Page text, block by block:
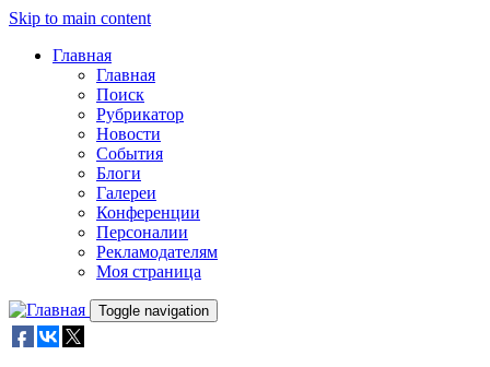
Skip to main content
Главная
Главная
Поиск
Рубрикатор
Новости
События
Блоги
Галереи
Конференции
Персоналии
Рекламодателям
Моя страница
Toggle navigation